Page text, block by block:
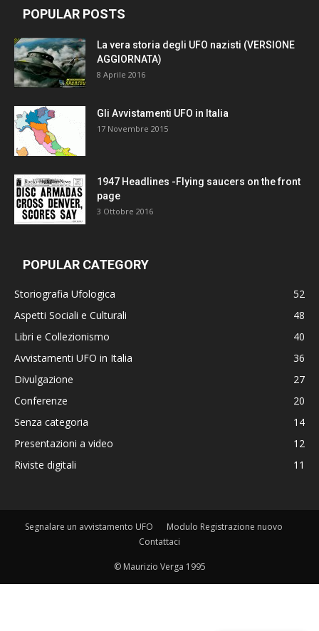
POPULAR POSTS
La vera storia degli UFO nazisti (VERSIONE
AGGIORNATA)
8 Aprile 2016
Gli Avvistamenti UFO in Italia
17 Novembre 2015
1947 Headlines -Flying saucers on the front
page
3 Ottobre 2016
POPULAR CATEGORY
Storiografia Ufologica
52
Aspetti Sociali e Culturali
48
Libri e Collezionismo
40
Avvistamenti UFO in Italia
36
Divulgazione
27
Conferenze
20
Senza categoria
14
Presentazioni a video
12
Riviste digitali
11
Segnalare un avvistamento UFO
Modulo Registrazione nuovo
Contattaci
© Maurizio Verga 1995